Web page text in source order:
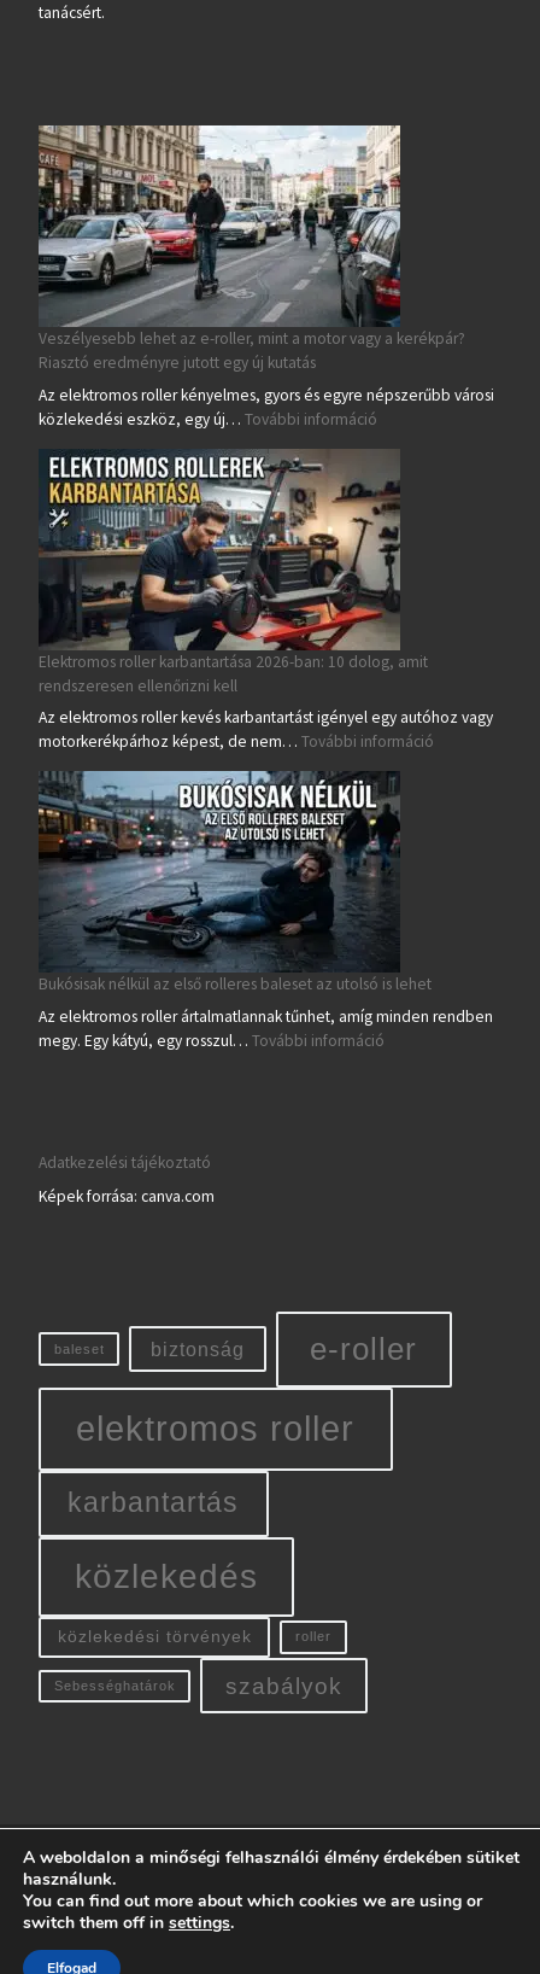
tanácsért.
Veszélyesebb lehet az e-roller, mint a motor vagy a kerékpár?
Riasztó eredményre jutott egy új kutatás
Az elektromos roller kényelmes, gyors és egyre népszerűbb városi
közlekedési eszköz, egy új… További információ: Veszélyesebb lehet
Elektromos roller karbantartása 2026-ban: 10 dolog, amit
rendszeresen ellenőrizni kell
Az elektromos roller kevés karbantartást igényel egy autóhoz vagy
motorkerékpárhoz képest, de nem… További információ: Elektromos
Bukósisak nélkül az első rolleres baleset az utolsó is lehet
Az elektromos roller ártalmatlannak tűnhet, amíg minden rendben
megy. Egy kátyú, egy rosszul… További információ: Bukósisak nélkül az
Adatkezelési tájékoztató
Képek forrása: canva.com
baleset biztonság e-roller
elektromos roller
karbantartás
közlekedés
közlekedési törvények roller
Sebességhatárok szabályok
© 2026E-Roller Info– All rights reserved
Powered byWP – Designed with theCustomizr theme
A weboldalon a minőségi felhasználói élmény érdekében sütiket
használunk.
You can find out more about which cookies we are using or
switch them off in settings.
Elfogad